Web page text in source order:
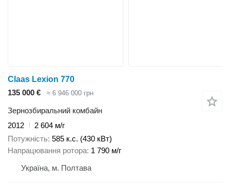
Claas Lexion 770
135 000 €
≈ 6 946 000 грн
Зернозбиральний комбайн
2012
2 604 м/г
Потужність 585 к.с. (430 кВт)
Напрацювання ротора 1 790 м/г
Україна, м. Полтава